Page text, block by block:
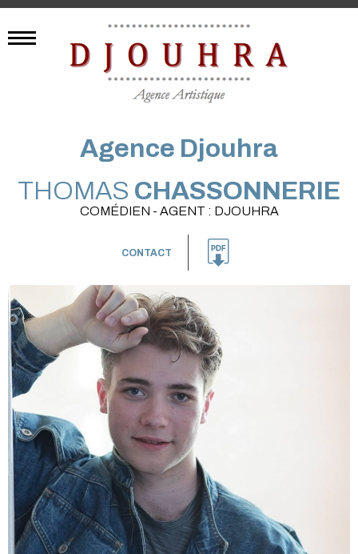
Agence Djouhra
THOMAS CHASSONNERIE
COMÉDIEN - AGENT : DJOUHRA
CONTACT